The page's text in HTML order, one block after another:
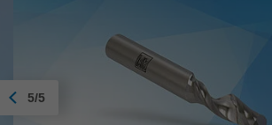
5/5